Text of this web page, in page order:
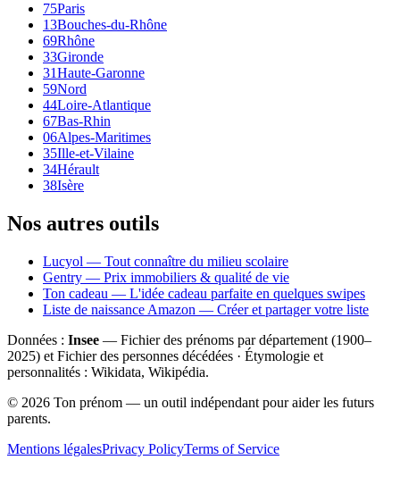
75Paris
13Bouches-du-Rhône
69Rhône
33Gironde
31Haute-Garonne
59Nord
44Loire-Atlantique
67Bas-Rhin
06Alpes-Maritimes
35Ille-et-Vilaine
34Hérault
38Isère
Nos autres outils
Lucyol — Tout connaître du milieu scolaire
Gentry — Prix immobiliers & qualité de vie
Ton cadeau — L'idée cadeau parfaite en quelques swipes
Liste de naissance Amazon — Créer et partager votre liste
Données : Insee — Fichier des prénoms par département (1900–
2025) et Fichier des personnes décédées · Étymologie et
personnalités : Wikidata, Wikipédia.
© 2026 Ton prénom — un outil indépendant pour aider les futurs
parents.
Mentions légalesPrivacy PolicyTerms of Service